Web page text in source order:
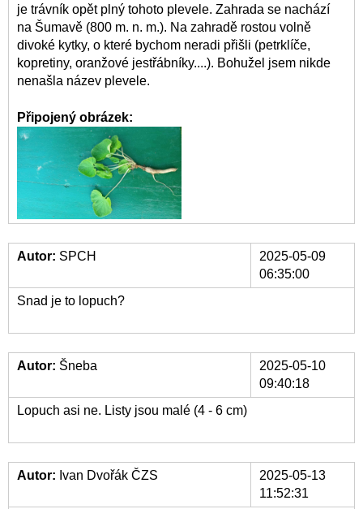
je trávník opět plný tohoto plevele. Zahrada se nachází
na Šumavě (800 m. n. m.). Na zahradě rostou volně
divoké kytky, o které bychom neradi přišli (petrklíče,
kopretiny, oranžové jestřábníky....). Bohužel jsem nikde
nenašla název plevele.
Připojený obrázek:
Autor: SPCH
2025-05-09
06:35:00
Snad je to lopuch?
Autor: Šneba
2025-05-10
09:40:18
Lopuch asi ne. Listy jsou malé (4 - 6 cm)
Autor: Ivan Dvořák ČZS
2025-05-13
11:52:31